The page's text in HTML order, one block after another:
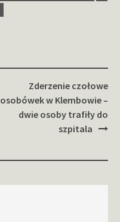
Zderzenie czołowe
osobówek w Klembowie –
dwie osoby trafiły do
szpitala